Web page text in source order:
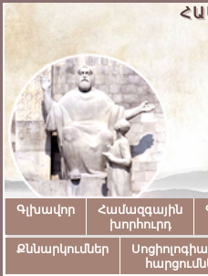
Գլխավոր
Համազգային
խորհուրդ
Քննարկումներ